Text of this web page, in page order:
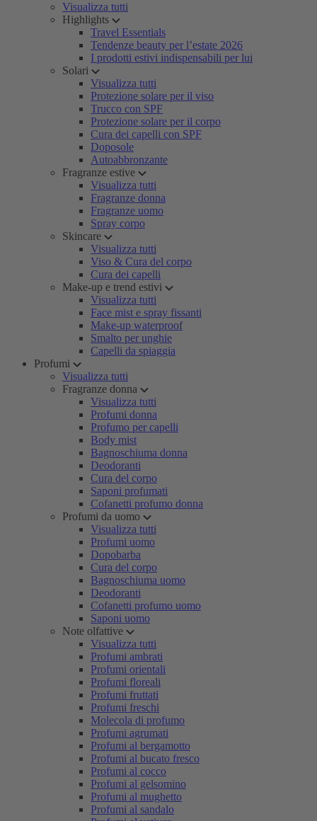
Visualizza tutti
Highlights
Travel Essentials
Tendenze beauty per l’estate 2026
I prodotti estivi indispensabili per lui
Solari
Visualizza tutti
Protezione solare per il viso
Trucco con SPF
Protezione solare per il corpo
Cura dei capelli con SPF
Doposole
Autoabbronzante
Fragranze estive
Visualizza tutti
Fragranze donna
Fragranze uomo
Spray corpo
Skincare
Visualizza tutti
Viso & Cura del corpo
Cura dei capelli
Make-up e trend estivi
Visualizza tutti
Face mist e spray fissanti
Make-up waterproof
Smalto per unghie
Capelli da spiaggia
Profumi
Visualizza tutti
Fragranze donna
Visualizza tutti
Profumi donna
Profumo per capelli
Body mist
Bagnoschiuma donna
Deodoranti
Cura del corpo
Saponi profumati
Cofanetti profumo donna
Profumi da uomo
Visualizza tutti
Profumi uomo
Dopobarba
Cura del corpo
Bagnoschiuma uomo
Deodoranti
Cofanetti profumo uomo
Saponi uomo
Note olfattive
Visualizza tutti
Profumi ambrati
Profumi orientali
Profumi floreali
Profumi fruttati
Profumi freschi
Molecola di profumo
Profumi agrumati
Profumi al bergamotto
Profumi al bucato fresco
Profumi al cocco
Profumi al gelsomino
Profumi al mughetto
Profumi al sandalo